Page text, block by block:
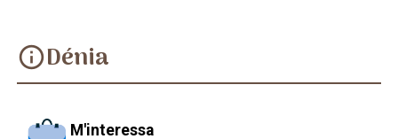
infoDénia
M'interessa